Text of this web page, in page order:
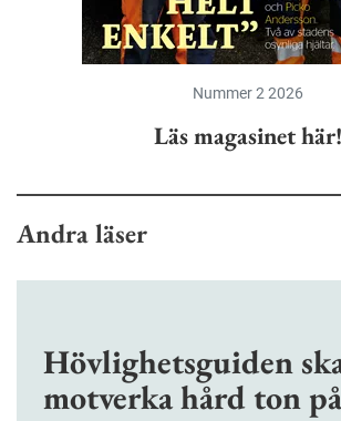
Nummer 2 2026
Läs magasinet här!
Andra läser
Hövlighetsguiden
motverka hård ton